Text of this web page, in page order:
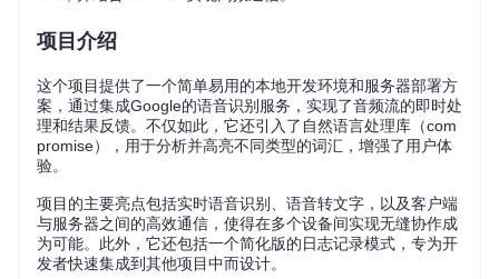
项目介绍
这个项目提供了一个简单易用的本地开发环境和服务器部署方
案，通过集成Google的语音识别服务，实现了音频流的即时处
理和结果反馈。不仅如此，它还引入了自然语言处理库（com
promise），用于分析并高亮不同类型的词汇，增强了用户体
验。
项目的主要亮点包括实时语音识别、语音转文字，以及客户端
与服务器之间的高效通信，使得在多个设备间实现无缝协作成
为可能。此外，它还包括一个简化版的日志记录模式，专为开
发者快速集成到其他项目中而设计。